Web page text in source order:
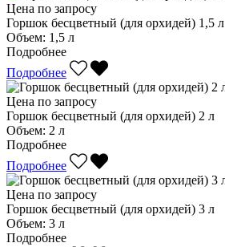
Цена по запросу
Горшок бесцветный (для орхидей) 1,5 л
Объем: 1,5 л
Подробнее
Подробнее
Цена по запросу
Горшок бесцветный (для орхидей) 2 л
Объем: 2 л
Подробнее
Подробнее
Цена по запросу
Горшок бесцветный (для орхидей) 3 л
Объем: 3 л
Подробнее